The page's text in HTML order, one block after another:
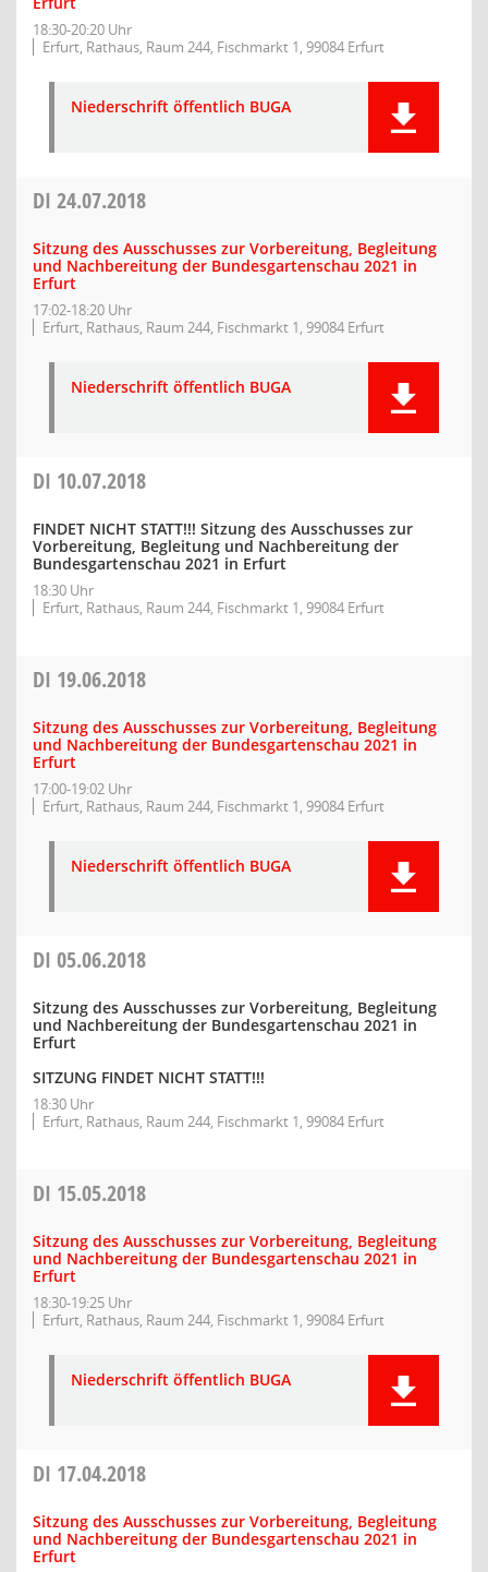
18:30-20:20 Uhr
Erfurt, Rathaus, Raum 244, Fischmarkt 1, 99084 Erfurt
Niederschrift öffentlich BUGA
DI 24.07.2018
Sitzung des Ausschusses zur Vorbereitung, Begleitung
und Nachbereitung der Bundesgartenschau 2021 in
Erfurt
17:02-18:20 Uhr
Erfurt, Rathaus, Raum 244, Fischmarkt 1, 99084 Erfurt
Niederschrift öffentlich BUGA
DI 10.07.2018
FINDET NICHT STATT!!! Sitzung des Ausschusses zur
Vorbereitung, Begleitung und Nachbereitung der
Bundesgartenschau 2021 in Erfurt
18:30 Uhr
Erfurt, Rathaus, Raum 244, Fischmarkt 1, 99084 Erfurt
DI 19.06.2018
Sitzung des Ausschusses zur Vorbereitung, Begleitung
und Nachbereitung der Bundesgartenschau 2021 in
Erfurt
17:00-19:02 Uhr
Erfurt, Rathaus, Raum 244, Fischmarkt 1, 99084 Erfurt
Niederschrift öffentlich BUGA
DI 05.06.2018
Sitzung des Ausschusses zur Vorbereitung, Begleitung
und Nachbereitung der Bundesgartenschau 2021 in
Erfurt
SITZUNG FINDET NICHT STATT!!!
18:30 Uhr
Erfurt, Rathaus, Raum 244, Fischmarkt 1, 99084 Erfurt
DI 15.05.2018
Sitzung des Ausschusses zur Vorbereitung, Begleitung
und Nachbereitung der Bundesgartenschau 2021 in
Erfurt
18:30-19:25 Uhr
Erfurt, Rathaus, Raum 244, Fischmarkt 1, 99084 Erfurt
Niederschrift öffentlich BUGA
DI 17.04.2018
Sitzung des Ausschusses zur Vorbereitung, Begleitung
und Nachbereitung der Bundesgartenschau 2021 in
Erfurt